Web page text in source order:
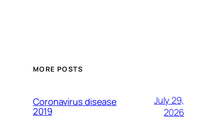
MORE POSTS
Coronavirus disease
2019
July 29,
2026